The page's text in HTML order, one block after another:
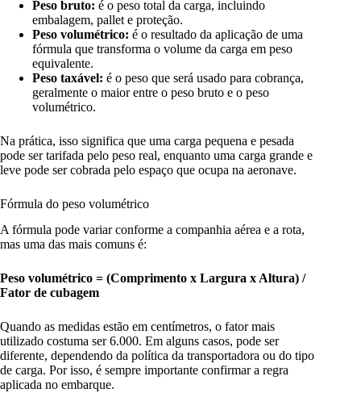
Peso bruto: é o peso total da carga, incluindo
embalagem, pallet e proteção.
Peso volumétrico: é o resultado da aplicação de uma
fórmula que transforma o volume da carga em peso
equivalente.
Peso taxável: é o peso que será usado para cobrança,
geralmente o maior entre o peso bruto e o peso
volumétrico.
Na prática, isso significa que uma carga pequena e pesada
pode ser tarifada pelo peso real, enquanto uma carga grande e
leve pode ser cobrada pelo espaço que ocupa na aeronave.
Fórmula do peso volumétrico
A fórmula pode variar conforme a companhia aérea e a rota,
mas uma das mais comuns é:
Peso volumétrico = (Comprimento x Largura x Altura) /
Fator de cubagem
Quando as medidas estão em centímetros, o fator mais
utilizado costuma ser 6.000. Em alguns casos, pode ser
diferente, dependendo da política da transportadora ou do tipo
de carga. Por isso, é sempre importante confirmar a regra
aplicada no embarque.